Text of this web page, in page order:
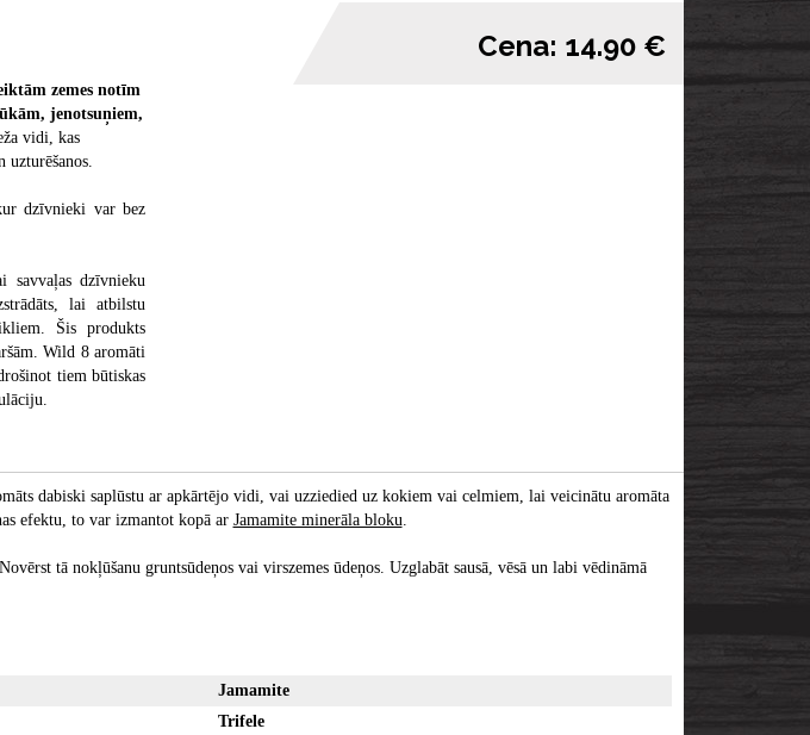
zemes notīm
jenotsuņiem,
vidi, kas
dzīvnieki var bez
savvaļas dzīvnieku
lai atbilstu
Šis produkts
Wild 8 aromāti
tiem būtiskas
Cena: 14.90 €
dabiski saplūstu ar apkārtējo vidi, vai uzziedied uz kokiem vai celmiem, lai veicinātu aromāta
efektu, to var izmantot kopā ar Jamamite minerāla bloku.
tā nokļūšanu gruntsūdeņos vai virszemes ūdeņos. Uzglabāt sausā, vēsā un labi vēdināmā
Jamamite
Trifele